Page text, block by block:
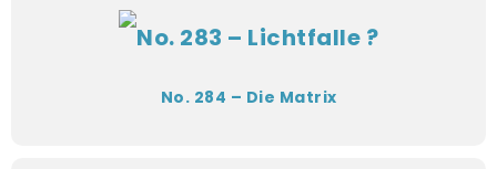
No. 284 – Die Matrix